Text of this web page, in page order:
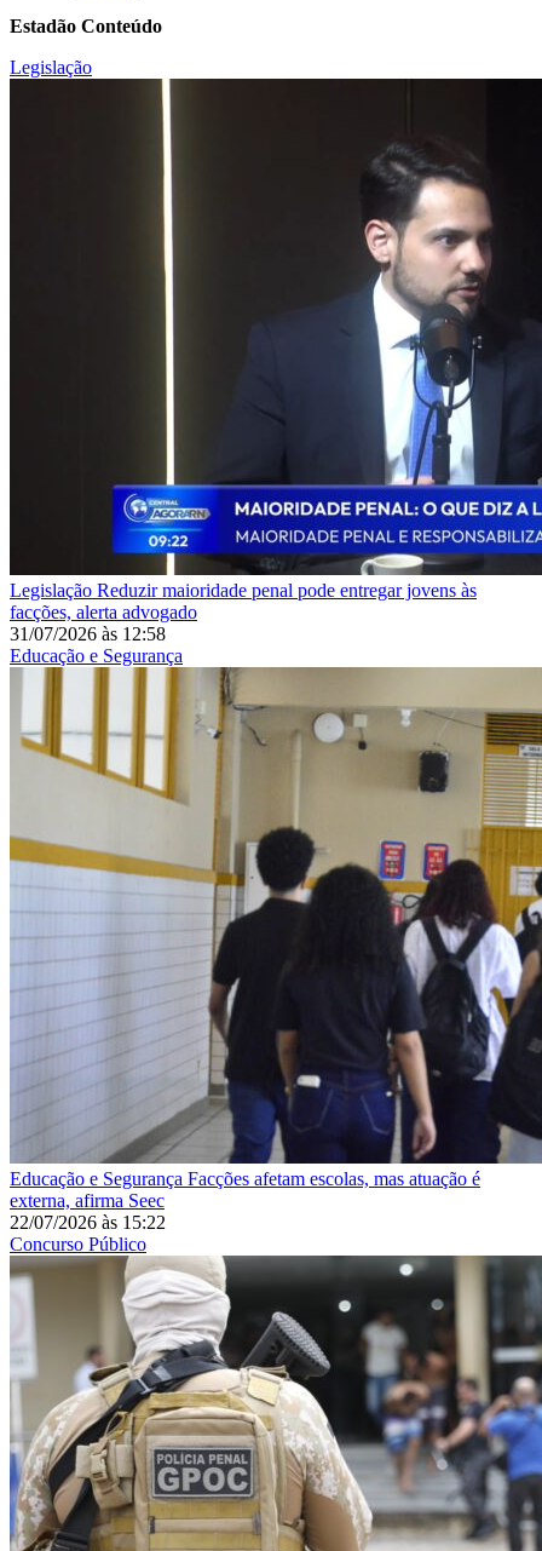
Estadão Conteúdo
Legislação
Legislação Reduzir maioridade penal pode entregar jovens às
facções, alerta advogado
31/07/2026 às 12:58
Educação e Segurança
Educação e Segurança Facções afetam escolas, mas atuação é
externa, afirma Seec
22/07/2026 às 15:22
Concurso Público